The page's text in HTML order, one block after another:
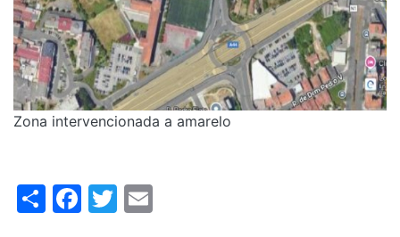
Zona intervencionada a amarelo
ShareFacebook
Twitter